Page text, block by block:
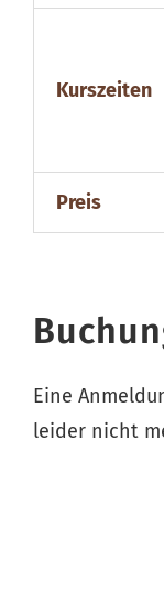
Kurszeiten
Preis
Eine
leider nicht